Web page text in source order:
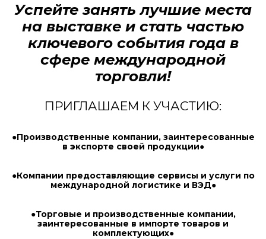
Успейте занять лучшие места
на выставке и стать частью
ключевого события года в
сфере международной
торговли!
ПРИГЛАШАЕМ К УЧАСТИЮ:
●Производственные компании, заинтересованные
в экспорте своей продукции●
●Компании предоставляющие сервисы и услуги по
международной логистике и ВЭД●
●Торговые и производственные компании,
заинтересованные в импорте товаров и
комплектующих●